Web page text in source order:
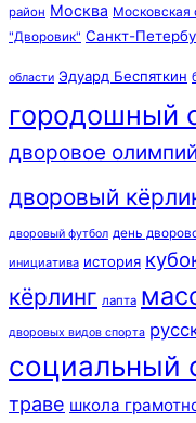
район Москва Московская
"Дворовик" Санкт-
области Эдуард Беспяткин
городошный
дворовое
дворовый
дворовый футбол день
инициатива история
кёрлинг лапта
дворовых видов спорта
социальный
траве школа